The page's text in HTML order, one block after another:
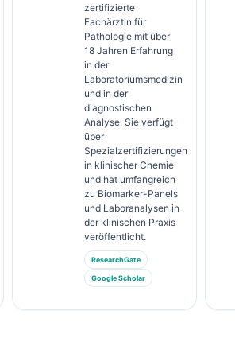
zertifizierte
Fachärztin für
Pathologie mit über
18 Jahren Erfahrung
in der
Laboratoriumsmedizin
und in der
diagnostischen
Analyse. Sie verfügt
über
Spezialzertifizierungen
in klinischer Chemie
und hat umfangreich
zu Biomarker-Panels
und Laboranalysen in
der klinischen Praxis
veröffentlicht.
ResearchGate
Google Scholar